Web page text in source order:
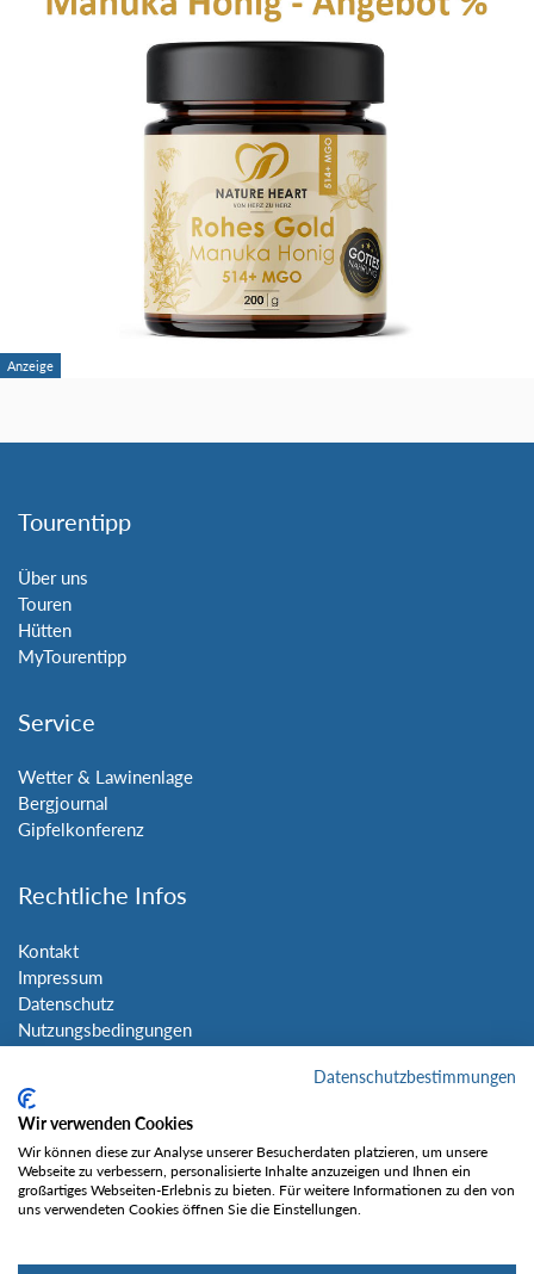
Tourentipp
Über uns
Touren
Hütten
MyTourentipp
Service
Wetter & Lawinenlage
Bergjournal
Gipfelkonferenz
Rechtliche Infos
Kontakt
Impressum
Datenschutz
Nutzungsbedingungen
Social Media
Datenschutzbestimmungen
Wir verwenden Cookies
Wir können diese zur Analyse unserer Besucherdaten platzieren, um unsere
Webseite zu verbessern, personalisierte Inhalte anzuzeigen und Ihnen ein
großartiges Webseiten-Erlebnis zu bieten. Für weitere Informationen zu den von
uns verwendeten Cookies öffnen Sie die Einstellungen.